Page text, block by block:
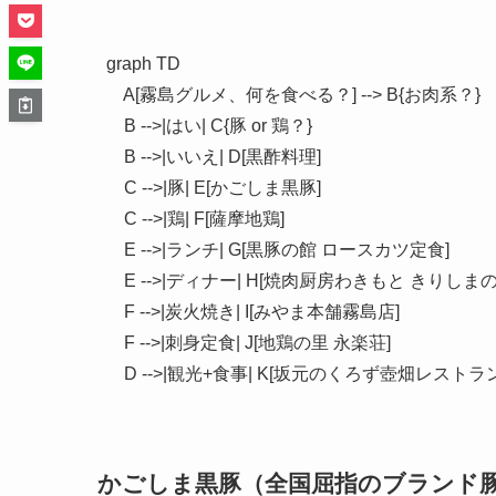
graph TD
    A[霧島グルメ、何を食べる？] --> B{お肉系？}
    B -->|はい| C{豚 or 鶏？}
    B -->|いいえ| D[黒酢料理]
    C -->|豚| E[かごしま黒豚]
    C -->|鶏| F[薩摩地鶏]
    E -->|ランチ| G[黒豚の館 ロースカツ定食]
E -->|ディナー| H[焼肉厨房わきもと きりしま
    F -->|炭火焼き| I[みやま本舗霧島店]
    F -->|刺身定食| J[地鶏の里 永楽荘]
かごしま黒豚（全国屈指のブランド豚